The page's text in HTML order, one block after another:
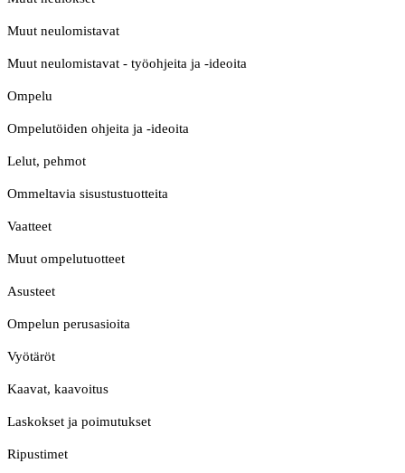
Muut neulomistavat
Muut neulomistavat - työohjeita ja -ideoita
Ompelu
Ompelutöiden ohjeita ja -ideoita
Lelut, pehmot
Ommeltavia sisustustuotteita
Vaatteet
Muut ompelutuotteet
Asusteet
Ompelun perusasioita
Vyötäröt
Kaavat, kaavoitus
Laskokset ja poimutukset
Ripustimet